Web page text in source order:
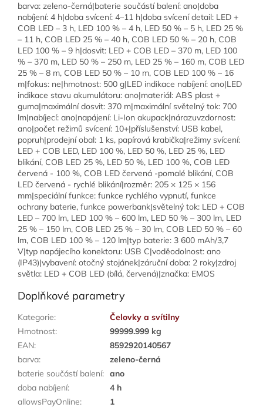
barva: zeleno-černá|baterie součástí balení: ano|doba
nabíjení: 4 h|doba svícení: 4–11 h|doba svícení detail: LED +
COB LED – 3 h, LED 100 % – 4 h, LED 50 % – 5 h, LED 25 %
– 11 h, COB LED 25 % – 40 h, COB LED 50 % – 20 h, COB
LED 100 % – 9 h|dosvit: LED + COB LED – 370 m, LED 100
% – 370 m, LED 50 % – 250 m, LED 25 % – 160 m, COB LED
25 % – 8 m, COB LED 50 % – 10 m, COB LED 100 % – 16
m|fokus: ne|hmotnost: 500 g|LED indikace nabíjení: ano|LED
indikace stavu akumulátoru: ano|materiál: ABS plast +
guma|maximální dosvit: 370 m|maximální světelný tok: 700
lm|nabíjecí: ano|napájení: Li-Ion akupack|nárazuvzdornost:
ano|počet režimů svícení: 10+|příslušenství: USB kabel,
popruh|prodejní obal: 1 ks, papírová krabička|režimy svícení:
LED + COB LED, LED 100 %, LED 50 %, LED 25 %, LED
blikání, COB LED 25 %, LED 50 %, LED 100 %, COB LED
červená - 100 %, COB LED červená -pomalé blikání, COB
LED červená - rychlé blikání|rozměr: 205 × 125 × 156
mm|speciální funkce: funkce rychlého vypnutí, funkce
ochrany baterie, funkce powerbank|světelný tok: LED + COB
LED – 700 lm, LED 100 % – 600 lm, LED 50 % – 300 lm, LED
25 % – 150 lm, COB LED 25 % – 30 lm, COB LED 50 % – 60
lm, COB LED 100 % – 120 lm|typ baterie: 3 600 mAh/3,7
V|typ napájecího konektoru: USB C|voděodolnost: ano
(IP43)|vybavení: otočný stojánek|záruční doba: 2 roky|zdroj
světla: LED + COB LED (bílá, červená)|značka: EMOS
Doplňkové parametry
Kategorie:
Čelovky a svítilny
Hmotnost:
99999.999 kg
EAN:
8592920140567
barva:
zeleno-černá
baterie součástí balení: ano
doba nabíjení:
4 h
allowsPayOnline: 1